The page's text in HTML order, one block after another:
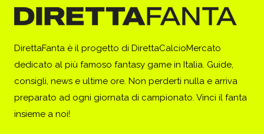
DirettaFanta è il progetto di DirettaCalcioMercato
dedicato al più famoso fantasy game in Italia. Guide,
consigli, news e ultime ore. Non perderti nulla e arriva
preparato ad ogni giornata di campionato. Vinci il fanta
insieme a noi!